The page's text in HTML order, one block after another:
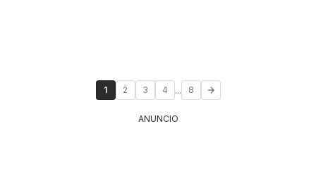
1 2 3 4 ... 8
ANUNCIO